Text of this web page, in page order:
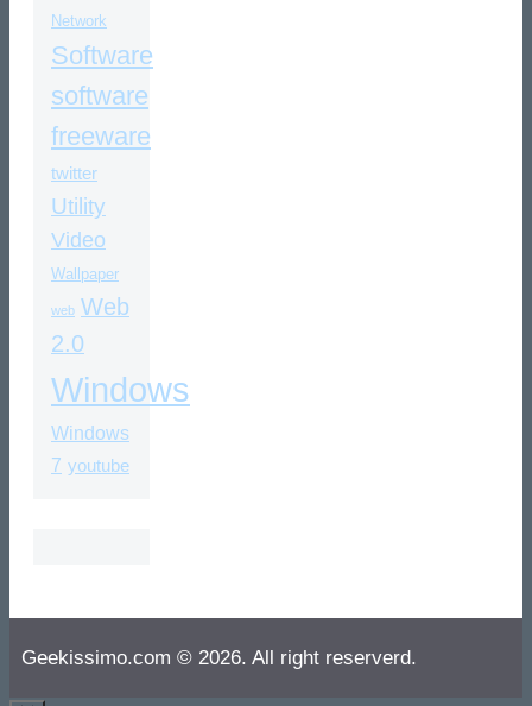
Network
Software
software
freeware
twitter
Utility
Video
Wallpaper
web Web
2.0
Windows
Windows
7 youtube
Geekissimo.com © 2026. All right reserverd.